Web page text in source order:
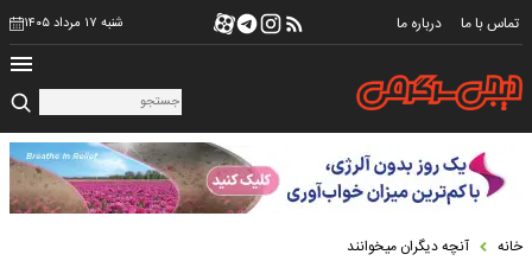
تماس با ما درباره ما شنبه ۱۷ مرداد ۱۴۰۵
خانه آنچه دیگران میخوانند